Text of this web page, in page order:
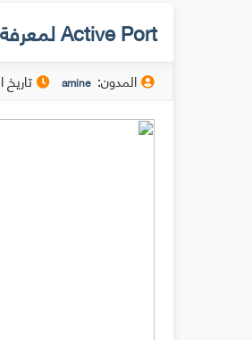
Active Port لمعرفة من مخترق جهازك
المدون: amine